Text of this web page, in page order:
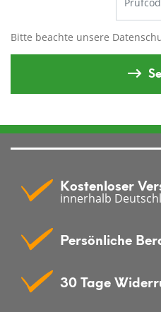
Bitte beachte unsere
Kostenloser
innerhalb
Persönliche
30 Tage